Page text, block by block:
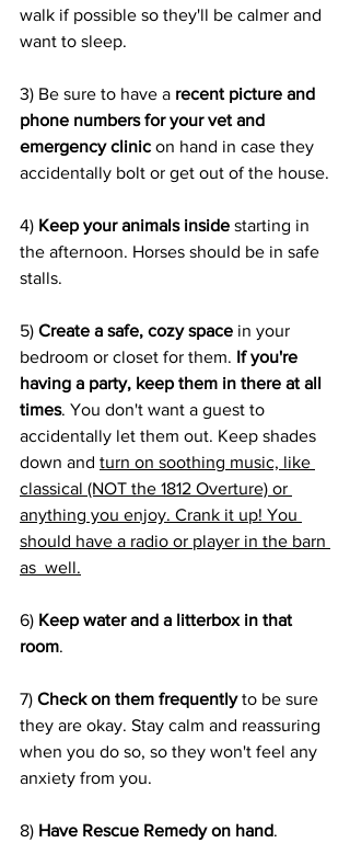
walk if possible so they'll be calmer and
want to sleep.
3) Be sure to have a recent picture and
phone numbers for your vet and
emergency clinic on hand in case they
accidentally bolt or get out of the house.
4) Keep your animals inside starting in
the afternoon. Horses should be in safe
stalls.
5) Create a safe, cozy space in your
bedroom or closet for them. If you're
having a party, keep them in there at all
times. You don't want a guest to
accidentally let them out. Keep shades
down and turn on soothing music, like
classical (NOT the 1812 Overture) or
anything you enjoy. Crank it up! You
should have a radio or player in the barn
as  well.
6) Keep water and a litterbox in that
room.
7) Check on them frequently to be sure
they are okay. Stay calm and reassuring
when you do so, so they won't feel any
anxiety from you.
8) Have Rescue Remedy on hand.